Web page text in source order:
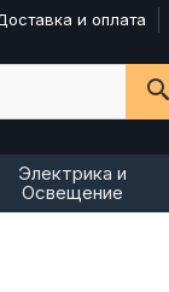
и оплата
Электрика и
Освещение